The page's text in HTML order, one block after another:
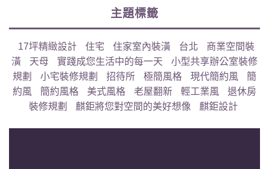
主題標籤
17坪精緻設計 住宅 住家室內裝潢 台北
商業空間裝
潢
天母 實踐成您生活中的每一天
小型共享辦公室裝修
規劃
小宅裝修規劃 招待所 極簡風格 現代簡約風
簡
約風
簡約風格 美式風格 老屋翻新 輕工業風
退休房
裝修規劃
麒鉅將您對空間的美好想像 麒鉅設計